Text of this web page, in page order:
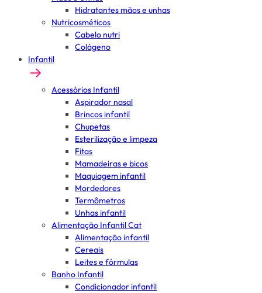
Hidratantes mãos e unhas
Nutricosméticos
Cabelo nutri
Colágeno
Infantil
Acessórios Infantil
Aspirador nasal
Brincos infantil
Chupetas
Esterilização e limpeza
Fitas
Mamadeiras e bicos
Maquiagem infantil
Mordedores
Termômetros
Unhas infantil
Alimentação Infantil Cat
Alimentação infantil
Cereais
Leites e fórmulas
Banho Infantil
Condicionador infantil